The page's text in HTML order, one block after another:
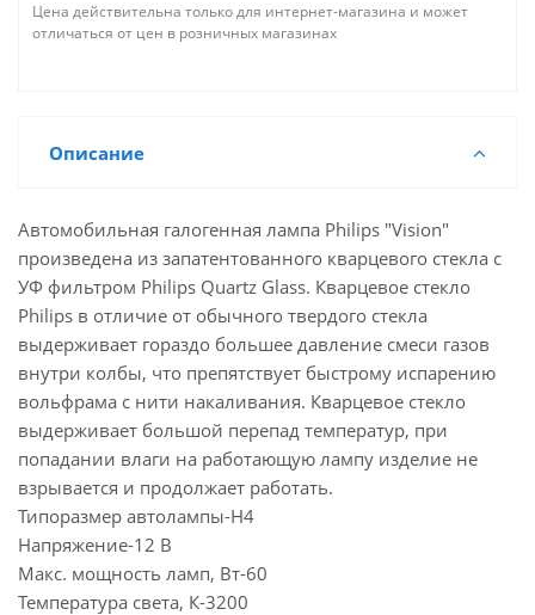
Цена действительна только для интернет-магазина и может
отличаться от цен в розничных магазинах
Описание
Автомобильная галогенная лампа Philips "Vision"
произведена из запатентованного кварцевого стекла с
УФ фильтром Philips Quartz Glass. Кварцевое стекло
Philips в отличие от обычного твердого стекла
выдерживает гораздо большее давление смеси газов
внутри колбы, что препятствует быстрому испарению
вольфрама с нити накаливания. Кварцевое стекло
выдерживает большой перепад температур, при
попадании влаги на работающую лампу изделие не
взрывается и продолжает работать.
Типоразмер автолампы-H4
Напряжение-12 В
Макс. мощность ламп, Вт-60
Температура света, К-3200